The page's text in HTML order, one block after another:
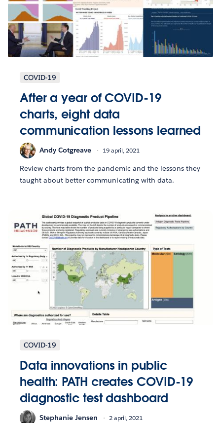
COVID-19
After a year of COVID-19
charts, eight data
communication lessons learned
Andy Cotgreave 19 april, 2021
Review charts from the pandemic and the lessons they
taught about better communicating with data.
COVID-19
Data innovations in public
health: PATH creates COVID-19
diagnostic test dashboard
Stephanie Jensen 2 april, 2021